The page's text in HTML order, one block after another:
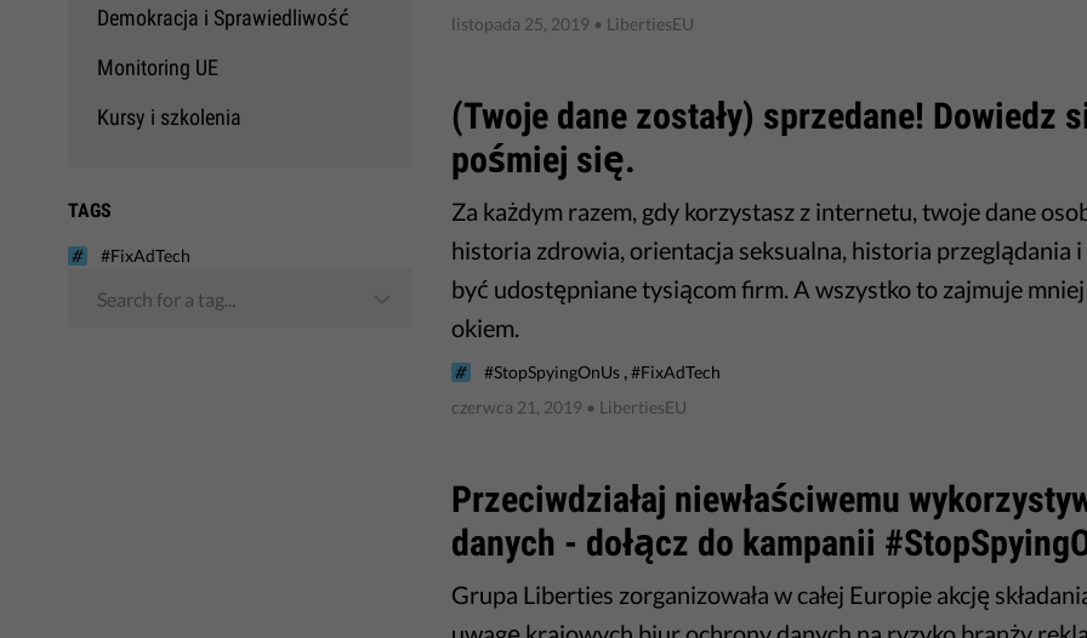
Demokracja i Sprawiedliwość
Monitoring UE
Kursy i szkolenia
TAGS
#FixAdTech
Search for a tag...
listopada 25, 2019 • LibertiesEU
(Twoje dane zostały) sprzedane! Dowiedz
pośmiej się.
Za każdym razem, gdy korzystasz z internetu, twoje dane
historia zdrowia, orientacja seksualna, historia przeglądania
być udostępniane tysiącom firm. A wszystko to zajmuje
okiem.
#StopSpyingOnUs,#FixAdTech
czerwca 21, 2019 • LibertiesEU
Przeciwdziałaj niewłaściwemu
danych - dołącz do kampanii
Grupa Liberties zorganizowała w całej Europie akcję